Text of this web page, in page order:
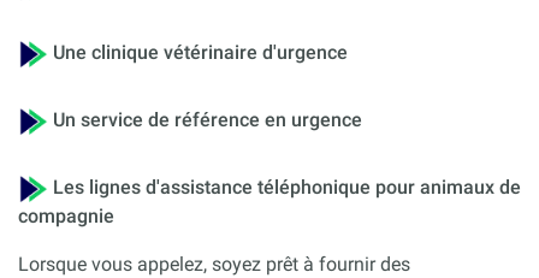
Une clinique vétérinaire d'urgence
Un service de référence en urgence
Les lignes d'assistance téléphonique pour animaux de
compagnie
Lorsque vous appelez, soyez prêt à fournir des